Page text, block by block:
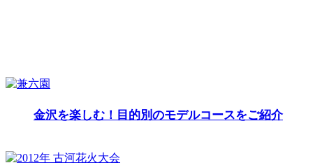
金沢を楽しむ！目的別のモデルコースをご紹介